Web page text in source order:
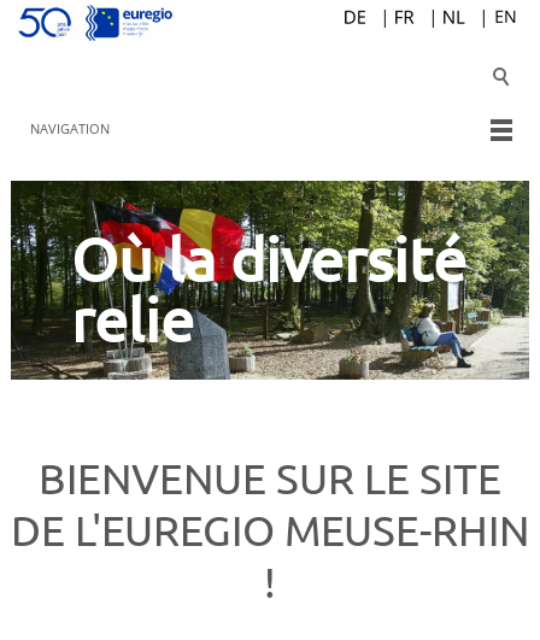
NAVIGATION
Où la diversité
relie
BIENVENUE SUR LE SITE
DE L'EUREGIO MEUSE-RHIN
!